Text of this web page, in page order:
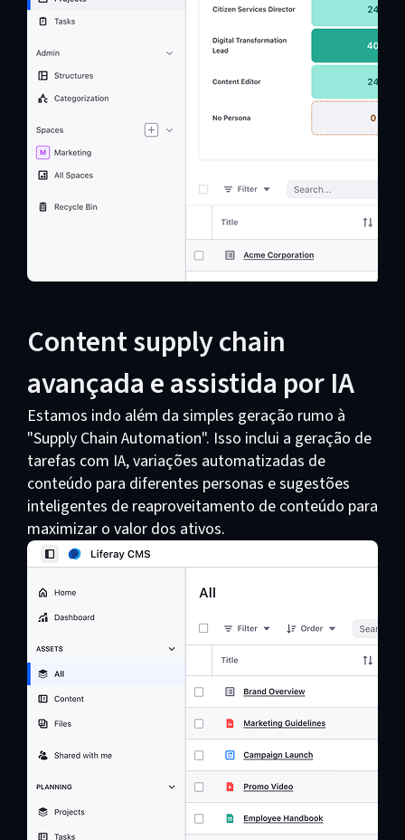
Content supply chain
avançada e assistida por IA
Estamos indo além da simples geração rumo à
"Supply Chain Automation". Isso inclui a geração de
tarefas com IA, variações automatizadas de
conteúdo para diferentes personas e sugestões
inteligentes de reaproveitamento de conteúdo para
maximizar o valor dos ativos.